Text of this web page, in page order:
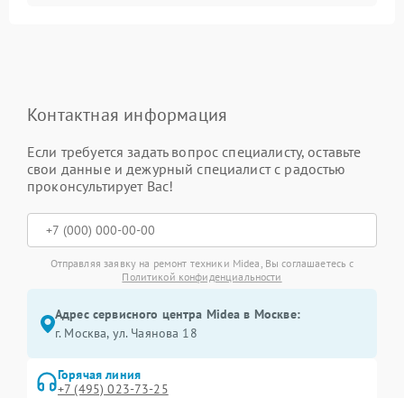
Контактная информация
Если требуется задать вопрос специалисту, оставьте
свои данные и дежурный специалист с радостью
проконсультирует Вас!
Отправляя заявку на ремонт техники Midea, Вы соглашаетесь с
Политикой конфиденциальности
Адрес сервисного центра Midea в Москве:
г. Москва, ул. Чаянова 18
Горячая линия
+7 (495) 023-73-25